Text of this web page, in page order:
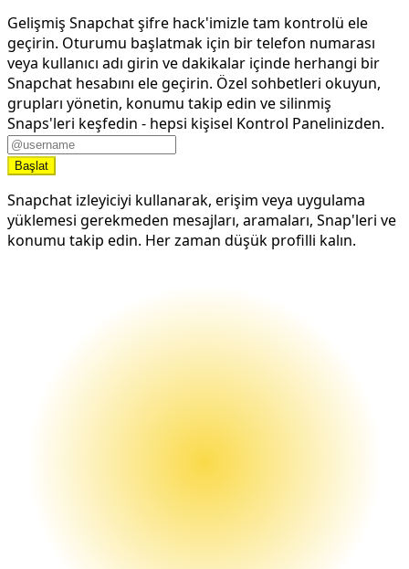
Gelişmiş Snapchat şifre hack'imizle tam kontrolü ele
geçirin. Oturumu başlatmak için bir telefon numarası
veya kullanıcı adı girin ve dakikalar içinde herhangi bir
Snapchat hesabını ele geçirin. Özel sohbetleri okuyun,
grupları yönetin, konumu takip edin ve silinmiş
Snaps'leri keşfedin - hepsi kişisel Kontrol Panelinizden.
Başlat
Snapchat izleyiciyi kullanarak, erişim veya uygulama
yüklemesi gerekmeden mesajları, aramaları, Snap'leri ve
konumu takip edin. Her zaman düşük profilli kalın.